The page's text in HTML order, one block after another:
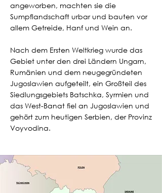
angeworben, machten sie die
Sumpflandschaft urbar und bauten vor
allem Getreide, Hanf und Wein an.
Nach dem Ersten Weltkrieg wurde das
Gebiet unter den drei Ländern Ungarn,
Rumänien und dem neugegründeten
Jugoslawien aufgeteilt, ein Großteil des
Siedlungsgebiets Batschka, Syrmien und
das West-Banat fiel an Jugoslawien und
gehört zum heutigen Serbien, der Provinz
Voyvodina.